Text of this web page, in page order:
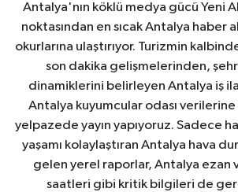
Antalya'nın köklü medya gücü Yeni
noktasından en sıcak Antalya haber
okurlarına ulaştırıyor. Turizmin
son dakika gelişmelerinden,
dinamiklerini belirleyen Antalya iş
Antalya kuyumcular odası
yelpazede yayın yapıyoruz. Sadece
yaşamı kolaylaştıran Antalya hava
gelen yerel raporlar, Antalya ezan
saatleri gibi kritik bilgileri de